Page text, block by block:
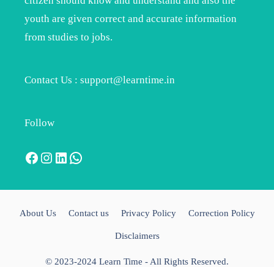
youth are given correct and accurate information
from studies to jobs.
Contact Us : support@learntime.in
Follow
Facebook
Instagram
LinkedIn
WhatsApp
About Us Contact us Privacy Policy Correction Policy
Disclaimers
© 2023-2024 Learn Time - All Rights Reserved.